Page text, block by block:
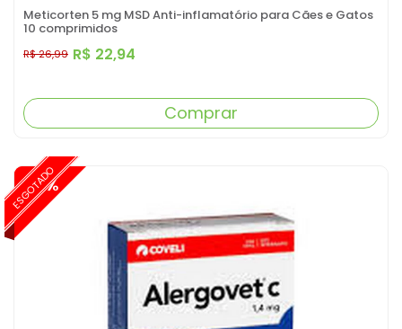
Meticorten 5 mg MSD Anti-inflamatório para Cães e Gatos
10 comprimidos
R$ 22,94
R$ 26,99
Comprar
ESGOTADO
-15%